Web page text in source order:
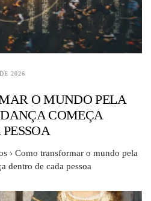
2026
O MUNDO PELA
COMEÇA
› Como transformar o mundo pela
dentro de cada pessoa